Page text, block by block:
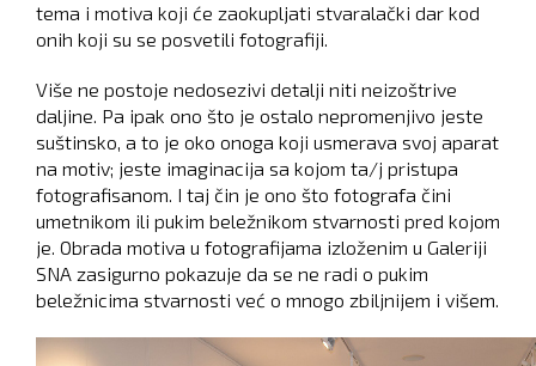
tema i motiva koji će zaokupljati stvaralački dar kod
onih koji su se posvetili fotografiji.
Više ne postoje nedosezivi detalji niti neizoštrive
daljine. Pa ipak ono što je ostalo nepromenjivo jeste
suštinsko, a to je oko onoga koji usmerava svoj aparat
na motiv; jeste imaginacija sa kojom ta/j pristupa
fotografisanom. I taj čin je ono što fotografa čini
umetnikom ili pukim beležnikom stvarnosti pred kojom
je. Obrada motiva u fotografijama izloženim u Galeriji
SNA zasigurno pokazuje da se ne radi o pukim
beležnicima stvarnosti već o mnogo zbiljnijem i višem.